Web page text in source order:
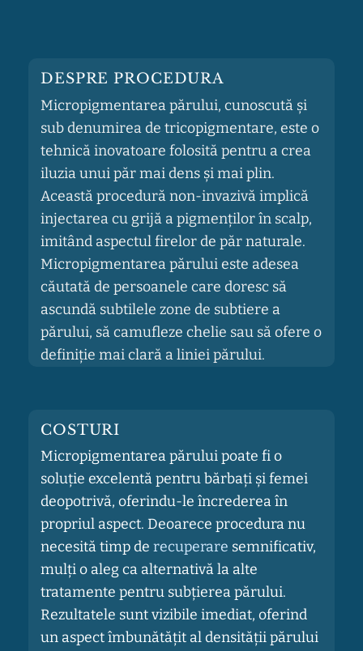
DESPRE PROCEDURA
Micropigmentarea părului, cunoscută și
sub denumirea de tricopigmentare, este o
tehnică inovatoare folosită pentru a crea
iluzia unui păr mai dens și mai plin.
Această procedură non-invazivă implică
injectarea cu grijă a pigmenților în scalp,
imitând aspectul firelor de păr naturale.
Micropigmentarea părului este adesea
căutată de persoanele care doresc să
ascundă subtilele zone de subtiere a
părului, să camufleze chelie sau să ofere o
definiție mai clară a liniei părului.
COSTURI
Micropigmentarea părului poate fi o
soluție excelentă pentru bărbați și femei
deopotrivă, oferindu-le încrederea în
propriul aspect. Deoarece procedura nu
necesită timp de recuperare semnificativ,
mulți o aleg ca alternativă la alte
tratamente pentru subțierea părului.
Rezultatele sunt vizibile imediat, oferind
un aspect îmbunătățit al densității părului